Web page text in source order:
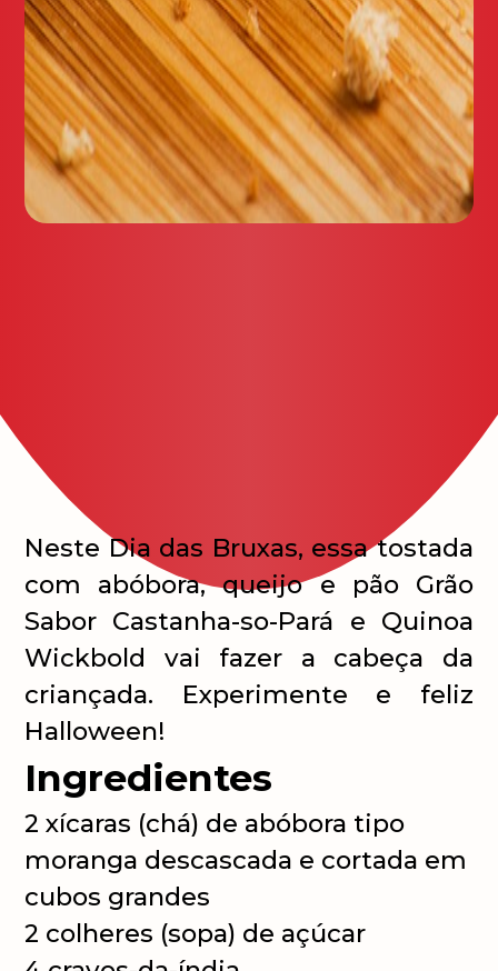
Neste Dia das Bruxas, essa tostada
com abóbora, queijo e pão Grão
Sabor Castanha-so-Pará e Quinoa
Wickbold vai fazer a cabeça da
criançada. Experimente e feliz
Halloween!
Ingredientes
2 xícaras (chá) de abóbora tipo
moranga descascada e cortada em
cubos grandes
2 colheres (sopa) de açúcar